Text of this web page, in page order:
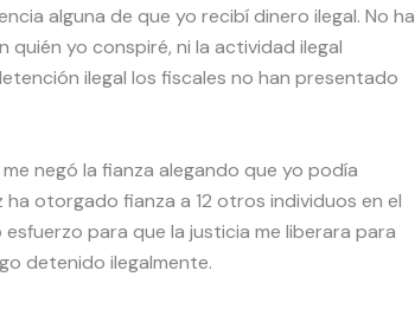
alguna de que yo recibí dinero ilegal. No ha
yo conspiré, ni la actividad ilegal
ilegal los fiscales no han presentado
negó la fianza alegando que yo podía
ha otorgado fianza a 12 otros individuos en el
para que la justicia me liberara para
detenido ilegalmente.